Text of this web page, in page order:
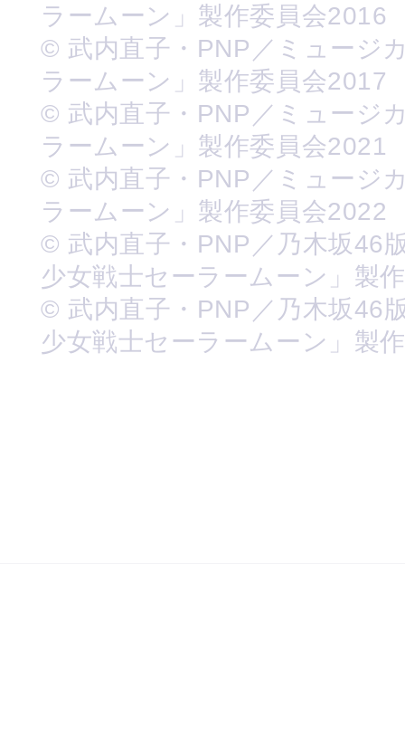
ラームーン」製作委員会2016
© 武内直子・PNP／ミュージ
ラームーン」製作委員会2017
© 武内直子・PNP／ミュージ
ラームーン」製作委員会2021
© 武内直子・PNP／ミュージ
ラームーン」製作委員会2022
© 武内直子・PNP／乃木坂46
少女戦士セーラームーン」製
© 武内直子・PNP／乃木坂46
少女戦士セーラームーン」製